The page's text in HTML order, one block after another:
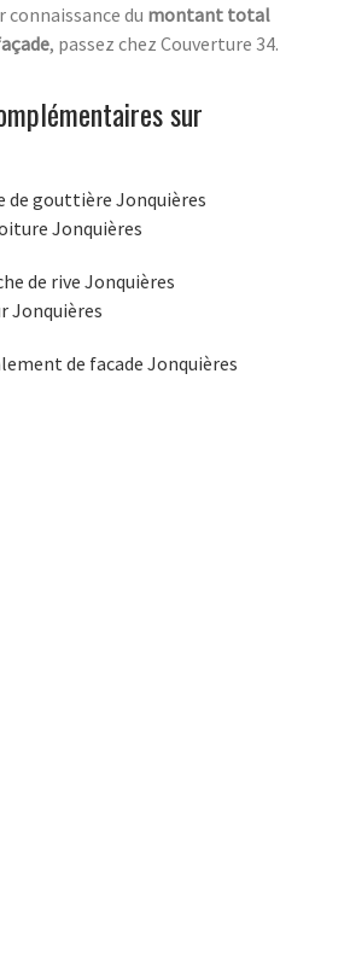
connaissance du montant total
, passez chez Couverture 34.
sur
de gouttière Jonquières
Jonquières
de rive Jonquières
Jonquières
de facade Jonquières